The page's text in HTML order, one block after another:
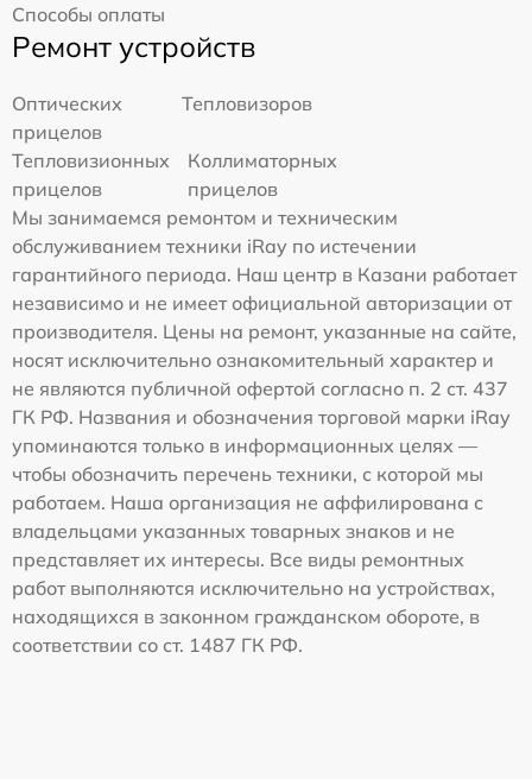
Способы оплаты
Ремонт устройств
Оптических
прицелов
Тепловизоров
Тепловизионных
прицелов
Коллиматорных
прицелов
Мы занимаемся ремонтом и техническим
обслуживанием техники iRay по истечении
гарантийного периода. Наш центр в Казани работает
независимо и не имеет официальной авторизации от
производителя. Цены на ремонт, указанные на сайте,
носят исключительно ознакомительный характер и
не являются публичной офертой согласно п. 2 ст. 437
ГК РФ. Названия и обозначения торговой марки iRay
упоминаются только в информационных целях —
чтобы обозначить перечень техники, с которой мы
работаем. Наша организация не аффилирована с
владельцами указанных товарных знаков и не
представляет их интересы. Все виды ремонтных
работ выполняются исключительно на устройствах,
находящихся в законном гражданском обороте, в
соответствии со ст. 1487 ГК РФ.